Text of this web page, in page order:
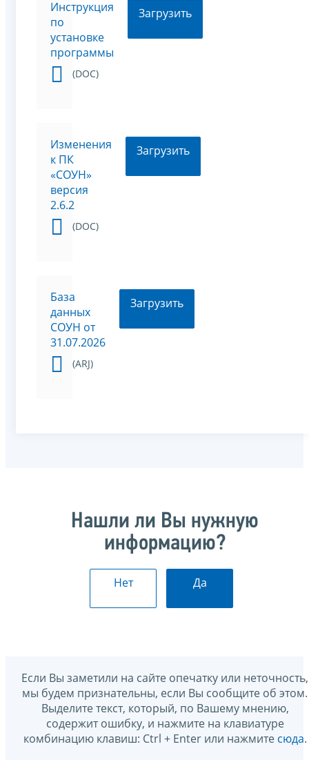
Инструкция
по
установке
программы
(DOC)
Загрузить
Изменения
к ПК
«СОУН»
версия
2.6.2
(DOC)
Загрузить
База
данных
СОУН от
31.07.2026
(ARJ)
Загрузить
Нашли ли Вы нужную
информацию?
Нет Да
Если Вы заметили на сайте опечатку или неточность,
мы будем признательны, если Вы сообщите об этом.
Выделите текст, который, по Вашему мнению,
содержит ошибку, и нажмите на клавиатуре
комбинацию клавиш: Ctrl + Enter или нажмите сюда.